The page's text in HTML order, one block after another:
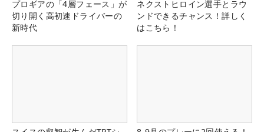
プロギアの「4層フェース」が
切り開く高初速ドライバーの
新時代
ネクストヒロイン選手とラウ
ンドできるチャンス！詳しく
はこちら！